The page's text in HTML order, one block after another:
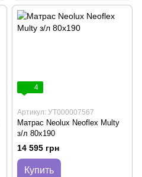
4
Артикул: УТ000007567
Матрас Neolux Neoflex Multy
з/л 80х190
14 595 грн
Купить